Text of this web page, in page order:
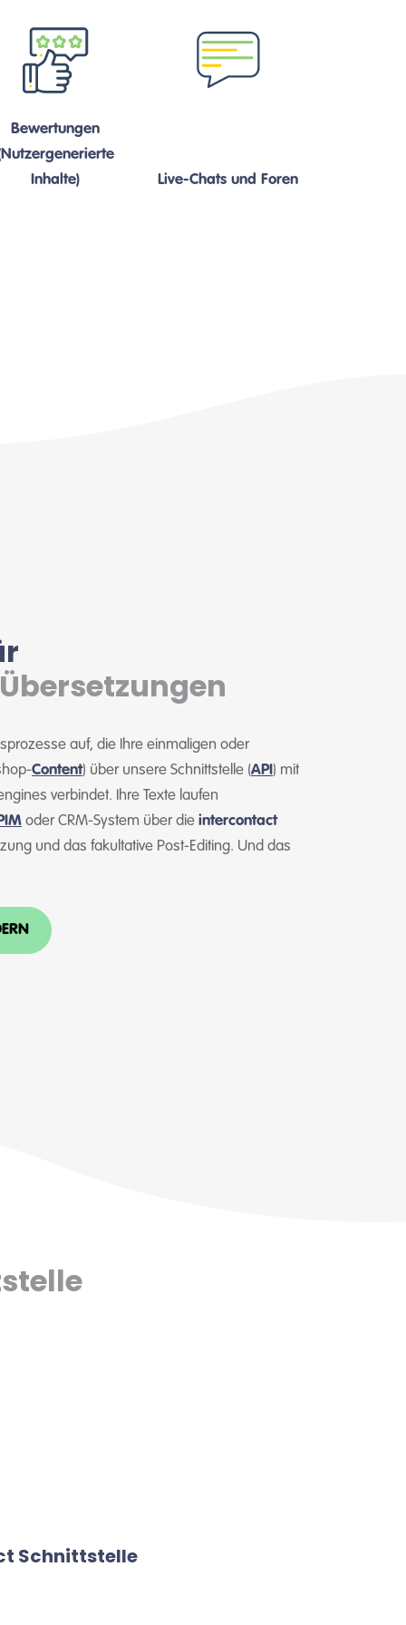
Bewertungen
Inhalte)
Live-Chats und Foren
auf, die Ihre einmaligen oder
Content) über unsere Schnittstelle (API) mit
verbindet. Ihre Texte laufen
oder CRM-System über die intercontact
und das fakultative Post-Editing. Und das
Schnittstelle